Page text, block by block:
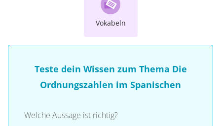
Vokabeln
Teste dein Wissen zum Thema Die
Ordnungszahlen im Spanischen
Welche Aussage ist richtig?